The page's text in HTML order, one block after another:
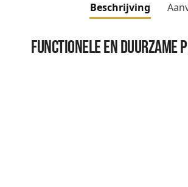
Beschrijving
Functionele en